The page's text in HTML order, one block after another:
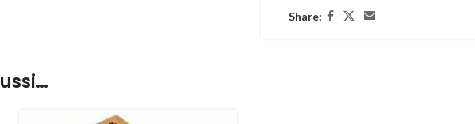
Marque : Cyclones
Share: